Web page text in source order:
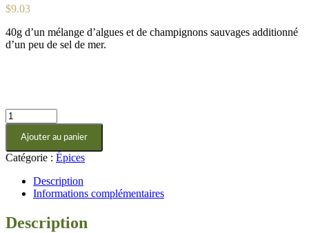
$9.03
40g d’un mélange d’algues et de champignons sauvages additionné
d’un peu de sel de mer.
quantité
de
Umami
Forestier
Ajouter au panier
Catégorie : Épices
Description
Informations complémentaires
Description